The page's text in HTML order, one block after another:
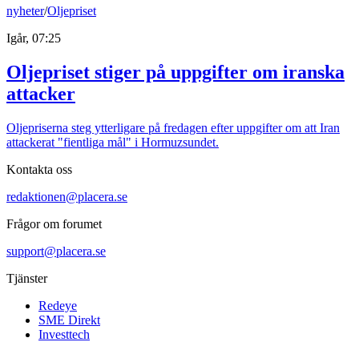
nyheter/Oljepriset
Igår, 07:25
Oljepriset stiger på uppgifter om iranska
attacker
Oljepriserna steg ytterligare på fredagen efter uppgifter om att Iran
attackerat "fientliga mål" i Hormuzsundet.
Kontakta oss
redaktionen@placera.se
Frågor om forumet
support@placera.se
Tjänster
Redeye
SME Direkt
Investtech